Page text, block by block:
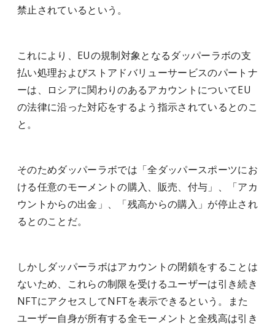
禁止されているという。
これにより、EUの規制対象となるダッパーラボの支
払い処理およびストアドバリューサービスのパートナ
ーは、ロシアに関わりのあるアカウントについてEU
の法律に沿った対応をするよう指示されているとのこ
と。
そのためダッパーラボでは「全ダッパースポーツにお
ける任意のモーメントの購入、販売、付与」、「アカ
ウントからの出金」、「残高からの購入」が停止され
るとのことだ。
しかしダッパーラボはアカウントの閉鎖をすることは
ないため、これらの制限を受けるユーザーは引き続き
NFTにアクセスしてNFTを表示できるという。また
ユーザー自身が所有する全モーメントと全残高は引き